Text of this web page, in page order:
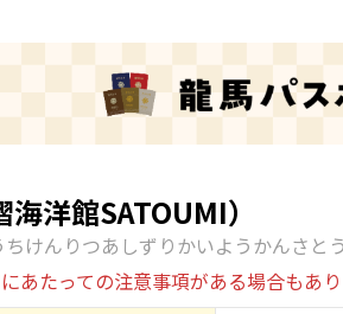
洋館SATOUMI）
けんりつあしずりかいようかんさとう
たっての注意事項がある場合もあ